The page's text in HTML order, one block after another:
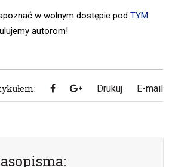
w wolnym dostępie pod TYM
autorom!
Drukuj E-mail